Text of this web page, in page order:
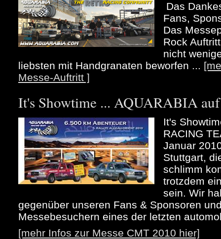
Das
Fans,
Das
Rock
nicht
liebsten mit Handgranaten beworfen ...
Messe-Auftritt ]
It's Showtime ... AQUARABIA
It's
RACING
Januar
Stuttgart,
schlimm
trotzdem
sein. Wir
gegenüber unseren Fans & Sponsoren
Messebesuchern eines der letzten
[mehr Infos zur Messe CMT 2010 hier]